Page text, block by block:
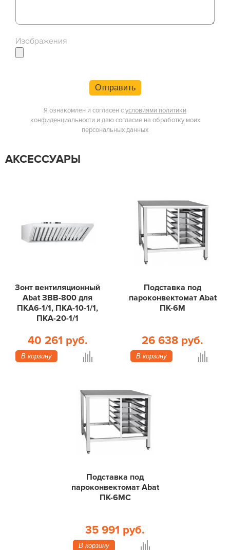
Изображения
Отправить
Я ознакомлен и согласен сусловиями политики
конфиденциальности и даю согласие на обработку моих
персональных данных
АКСЕССУАРЫ
Зонт вентиляционный
Abat ЗВВ-800 для
ПКА6-1/1, ПКА-10-1/1,
ПКА-20-1/1
40 261 руб.
В корзину
Подставка под
пароконвектомат Abat
ПК-6М
26 638 руб.
В корзину
Подставка под
пароконвектомат Abat
ПК-6МС
35 991 руб.
В корзину